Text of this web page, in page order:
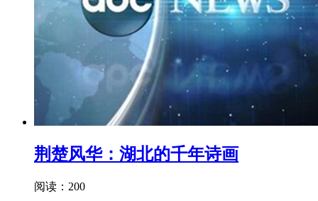
荆楚风华：湖北的千年诗画
阅读：200